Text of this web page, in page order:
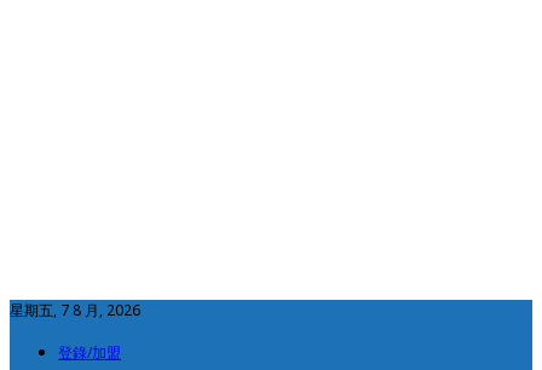
星期五, 7 8 月, 2026
登錄/加盟